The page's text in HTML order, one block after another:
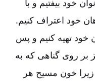
خود اعتراف کنیم.
خود تهیه کنیم و پس
بر روی گناهی که به
خون مسیح هر